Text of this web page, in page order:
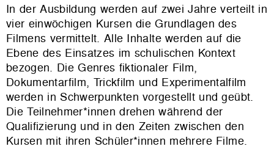
In der Ausbildung werden auf zwei Jahre verteilt in
vier einwöchigen Kursen die Grundlagen des
Filmens vermittelt. Alle Inhalte werden auf die
Ebene des Einsatzes im schulischen Kontext
bezogen. Die Genres fiktionaler Film,
Dokumentarfilm, Trickfilm und Experimentalfilm
werden in Schwerpunkten vorgestellt und geübt.
Die Teilnehmer*innen drehen während der
Qualifizierung und in den Zeiten zwischen den
Kursen mit ihren Schüler*innen mehrere Filme.